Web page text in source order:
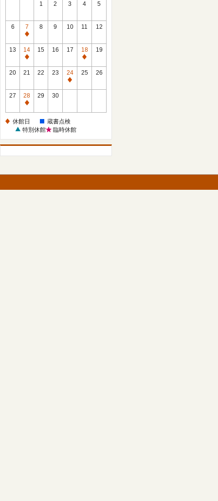
1 2 3 4 5
6
7
休
館
日
8 9 10 11 12
13
14
休
館
15 16 17
18
休
館
19
20 21 22 23
24
休
25 26
27
28
休
日
29 30
休館日
蔵書点検
特別休館
臨時休館